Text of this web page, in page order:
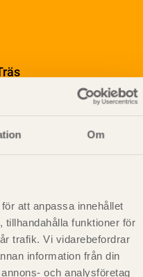
Om
att anpassa innehållet
tillhandahålla funktioner för
trafik. Vi vidarebefordrar
information från din
och analysföretag